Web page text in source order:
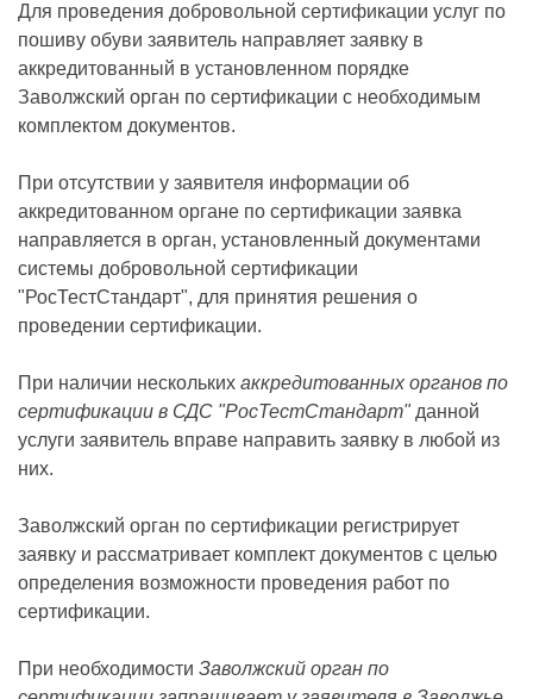
Для проведения добровольной сертификации услуг по
пошиву обуви заявитель направляет заявку в
аккредитованный в установленном порядке
Заволжский орган по сертификации с необходимым
комплектом документов.
При отсутствии у заявителя информации об
аккредитованном органе по сертификации заявка
направляется в орган, установленный документами
системы добровольной сертификации
"РосТестСтандарт", для принятия решения о
проведении сертификации.
При наличии нескольких аккредитованных органов по
сертификации в СДС "РосТестСтандарт"данной
услуги заявитель вправе направить заявку в любой из
них.
Заволжский орган по сертификации регистрирует
заявку и рассматривает комплект документов с целью
определения возможности проведения работ по
сертификации.
При необходимости Заволжский орган по